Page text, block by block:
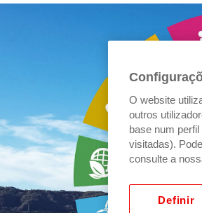
O website
outros
base num
visitadas).
consulte a
Definir